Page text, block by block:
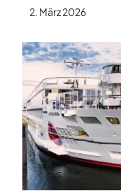
2. März 2026